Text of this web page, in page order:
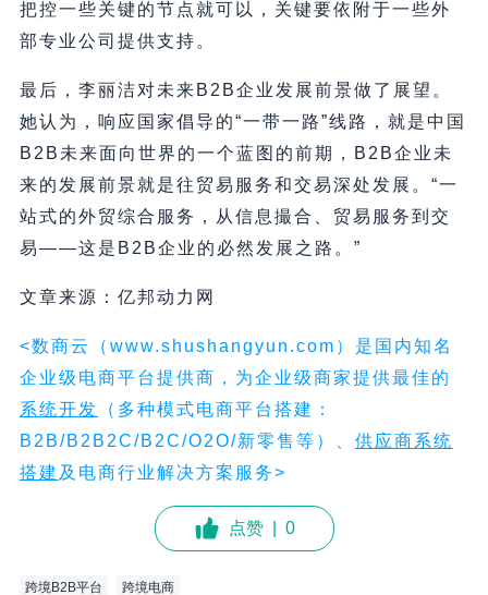
把控一些关键的节点就可以，关键要依附于一些外
部专业公司提供支持。
最后，李丽洁对未来B2B企业发展前景做了展望。
她认为，响应国家倡导的“一带一路”线路，就是中国
B2B未来面向世界的一个蓝图的前期，B2B企业未
来的发展前景就是往贸易服务和交易深处发展。“一
站式的外贸综合服务，从信息撮合、贸易服务到交
易——这是B2B企业的必然发展之路。”
文章来源：亿邦动力网
<数商云（www.shushangyun.com）是国内知名
企业级电商平台提供商，为企业级商家提供最佳的
系统开发
（多种模式电商平台搭建：
B2B/B2B2C/B2C/O2O/新零售等）、 供应商系统
搭建 及电商行业解决方案服务>
点赞 0
跨境B2B平台 跨境电商